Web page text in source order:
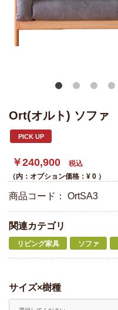
Ort(オルト) ソファ
PICK UP
￥240,900
税込
（内：オプション価格：¥ 0 ）
商品コード： OrtSA3
関連カテゴリ
リビング家具 ソファ
サイズ×樹種